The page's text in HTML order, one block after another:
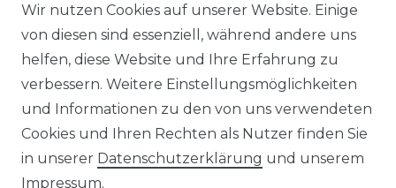
STELLENANGEBOTE
NEWSLETTER
Wir nutzen Cookies auf unserer Website. Einige
von diesen sind essenziell, während andere uns
helfen, diese Website und Ihre Erfahrung zu
verbessern. Weitere Einstellungsmöglichkeiten
und Informationen zu den von uns verwendeten
Cookies und Ihren Rechten als Nutzer finden Sie
in unserer Daten­schutz­erklärung und unserem
Impressum.